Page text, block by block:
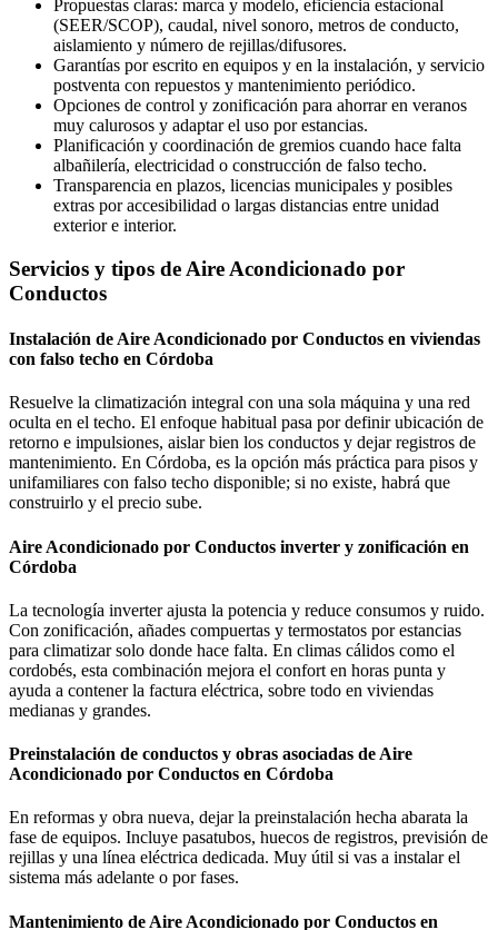
Propuestas claras: marca y modelo, eficiencia estacional
(SEER/SCOP), caudal, nivel sonoro, metros de conducto,
aislamiento y número de rejillas/difusores.
Garantías por escrito en equipos y en la instalación, y servicio
postventa con repuestos y mantenimiento periódico.
Opciones de control y zonificación para ahorrar en veranos
muy calurosos y adaptar el uso por estancias.
Planificación y coordinación de gremios cuando hace falta
albañilería, electricidad o construcción de falso techo.
Transparencia en plazos, licencias municipales y posibles
extras por accesibilidad o largas distancias entre unidad
exterior e interior.
Servicios y tipos de Aire Acondicionado por
Conductos
Instalación de Aire Acondicionado por Conductos en viviendas
con falso techo en Córdoba
Resuelve la climatización integral con una sola máquina y una red
oculta en el techo. El enfoque habitual pasa por definir ubicación de
retorno e impulsiones, aislar bien los conductos y dejar registros de
mantenimiento. En Córdoba, es la opción más práctica para pisos y
unifamiliares con falso techo disponible; si no existe, habrá que
construirlo y el precio sube.
Aire Acondicionado por Conductos inverter y zonificación en
Córdoba
La tecnología inverter ajusta la potencia y reduce consumos y ruido.
Con zonificación, añades compuertas y termostatos por estancias
para climatizar solo donde hace falta. En climas cálidos como el
cordobés, esta combinación mejora el confort en horas punta y
ayuda a contener la factura eléctrica, sobre todo en viviendas
medianas y grandes.
Preinstalación de conductos y obras asociadas de Aire
Acondicionado por Conductos en Córdoba
En reformas y obra nueva, dejar la preinstalación hecha abarata la
fase de equipos. Incluye pasatubos, huecos de registros, previsión de
rejillas y una línea eléctrica dedicada. Muy útil si vas a instalar el
sistema más adelante o por fases.
Mantenimiento de Aire Acondicionado por Conductos en